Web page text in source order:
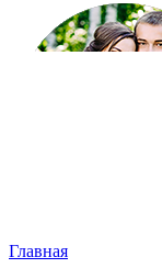
Навигация
Главная